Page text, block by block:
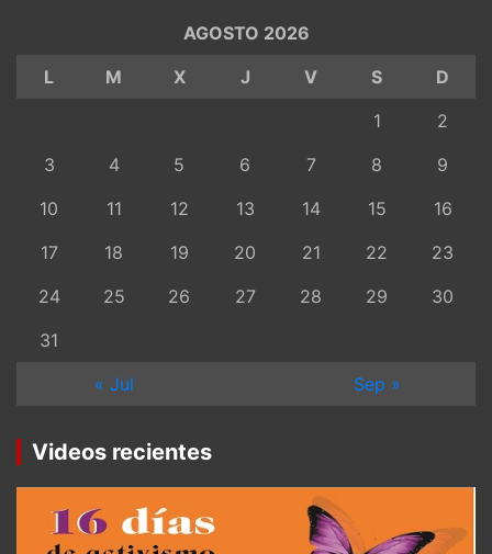
AGOSTO 2026
L
M X J V S
D
1
2
3
4 5 6 7 8
9
10
11 12 13 14 15
16
17
18 19 20 21 22
23
24
25 26 27 28 29
30
31
« Jul
Sep »
Videos recientes